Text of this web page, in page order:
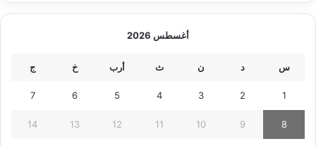
أغسطس 2026
س د ن ث أرب خ ج
1
2
3
4
5
6
7
8
9
10
11
12
13
14